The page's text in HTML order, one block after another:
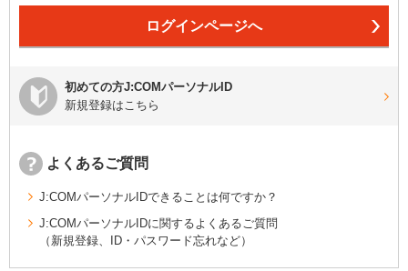
ログインページへ
初めての方J:COMパーソナルID
新規登録はこちら
よくあるご質問
J:COMパーソナルIDできることは何ですか？
J:COMパーソナルIDに関するよくあるご質問
（新規登録、ID・パスワード忘れなど）